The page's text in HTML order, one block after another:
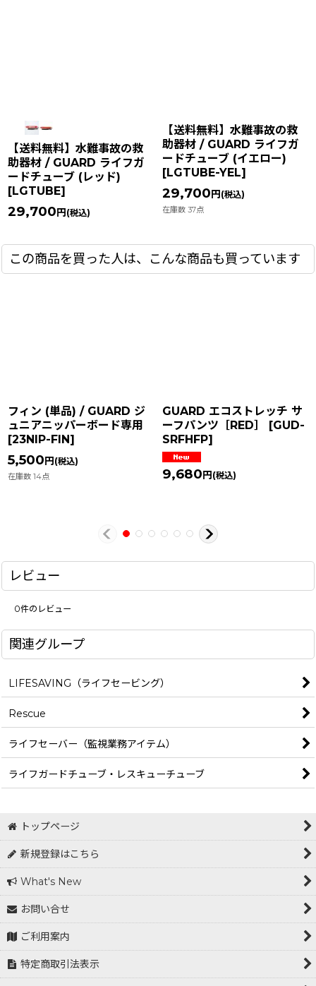
【送料無料】水難事故の救
助器材 / GUARD ライフガ
ードチューブ (レッド)
[LGTUBE]
29,700円 (税込)
【送料無料】水難事故の救
助器材 / GUARD ライフガ
ードチューブ (イエロー)
[LGTUBE-YEL]
29,700円(税込)
在庫数 37点
この商品を買った人は、こんな商品も買っています
フィン (単品) / GUARD ジ
ュニアニッパーボード専用
[23NIP-FIN ]
5,500円 (税込)
在庫数 14点
GUARD エコストレッチ サ
ーフパンツ［RED］
[GUD-
SRFHFP]
9,680円 (税込)
レビュー
0件のレビュー
関連グループ
LIFESAVING（ライフセービング）
Rescue
ライフセーバー（監視業務アイテム）
ライフガードチューブ・レスキューチューブ
トップページ
新規登録はこちら
What's New
お問い合せ
ご利用案内
特定商取引法表示